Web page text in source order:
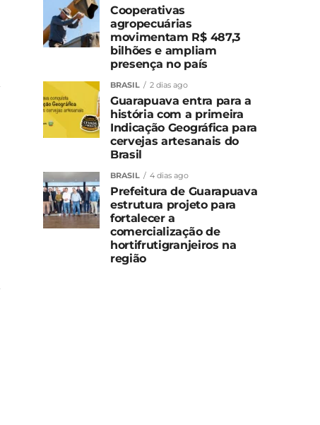
Cooperativas
agropecuárias
movimentam R$ 487,3
bilhões e ampliam
presença no país
BRASIL 2 dias ago
Guarapuava entra para a
história com a primeira
Indicação Geográfica para
cervejas artesanais do
Brasil
BRASIL 4 dias ago
Prefeitura de Guarapuava
estrutura projeto para
fortalecer a
comercialização de
hortifrutigranjeiros na
região